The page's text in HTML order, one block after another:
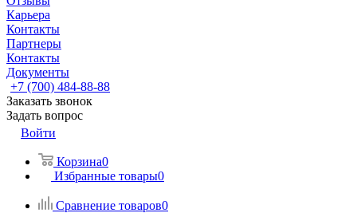
Карьера
Контакты
Партнеры
Контакты
Документы
+7 (700) 484-88-88
Заказать звонок
Задать вопрос
Войти
Корзина0
Избранные товары0
Сравнение товаров0